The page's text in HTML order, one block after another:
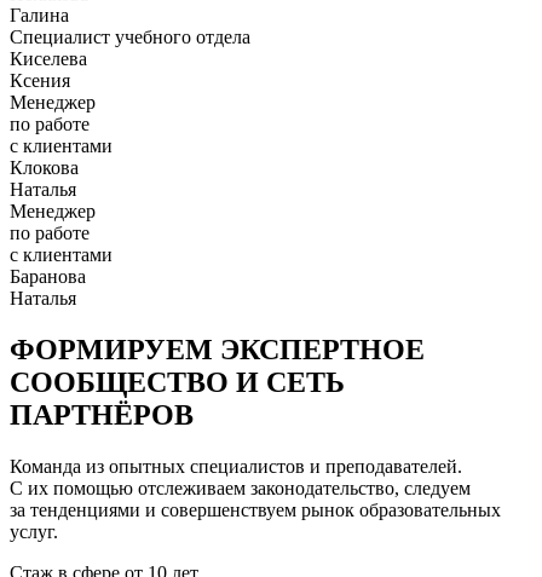
Галина
Специалист учебного отдела
Киселева
Ксения
Менеджер
по работе
с клиентами
Клокова
Наталья
Менеджер
по работе
с клиентами
Баранова
Наталья
ФОРМИРУЕМ ЭКСПЕРТНОЕ
СООБЩЕСТВО И СЕТЬ
ПАРТНЁРОВ
Команда из опытных специалистов и преподавателей.
С их помощью отслеживаем законодательство, следуем
за тенденциями и совершенствуем рынок образовательных
услуг.
Стаж в сфере от 10 лет